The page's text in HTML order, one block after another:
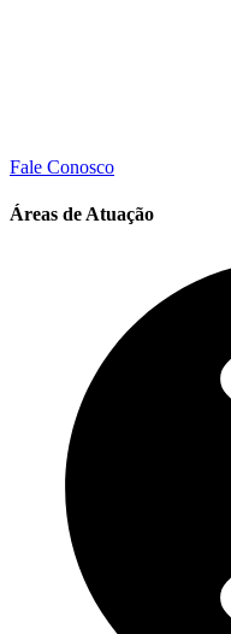
Fale Conosco
Áreas de Atuação